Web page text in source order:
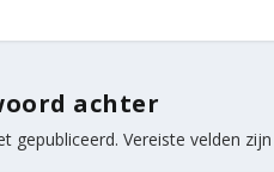
achter
gepubliceerd. Vereiste velden